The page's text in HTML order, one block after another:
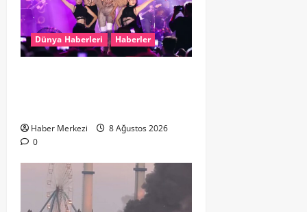
Dünya Haberleri Haberler
Haber Merkezi
8 Ağustos 2026
0